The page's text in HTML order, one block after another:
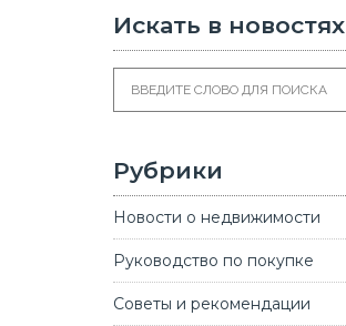
Искать в новостях
Рубрики
Новости о недвижимости
Руководство по покупке
Советы и рекомендации